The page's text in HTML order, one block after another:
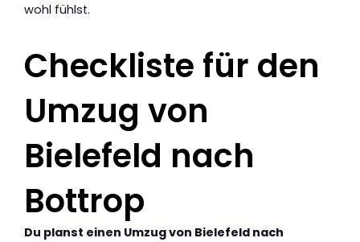
wohl fühlst.
Checkliste für den
Umzug von
Bielefeld nach
Bottrop
Du planst einen Umzug von Bielefeld nach